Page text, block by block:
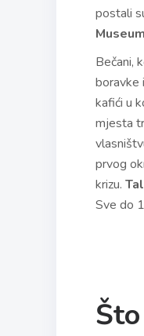
postali
Museum
Bečani,
boravke
kafići u
mjesta
prvog
krizu. T
Sve do